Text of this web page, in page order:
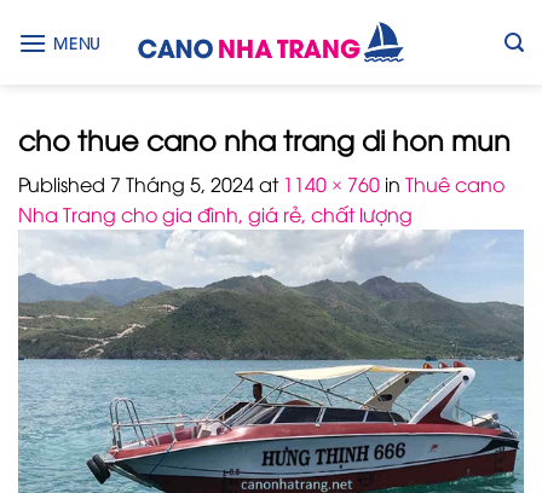
MENU
cho thue cano nha trang di hon mun
Published 7 Tháng 5, 2024at 1140 × 760 in Thuê cano
Nha Trang cho gia đình, giá rẻ, chất lượng